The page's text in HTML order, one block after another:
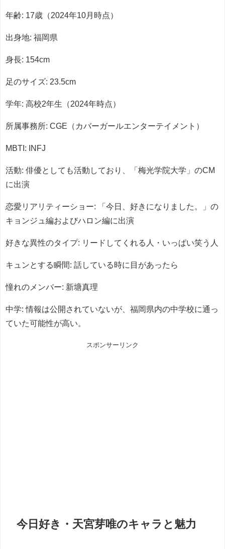
年齢: 17歳（2024年10月時点）
出身地: 福岡県
身長: 154cm
足のサイズ: 23.5cm
学年: 高校2年生（2024年時点）
所属事務所: CGE（カバーガールエンターテイメント）
MBTI: INFJ
活動: 俳優としても活動しており、「梅光学院大学」のCM
に出演
恋愛リアリティーショー: 「今日、好きになりました。」の
キョンジュ編およびハロン編に出演
好きな異性のタイプ: リードしてくれる人・いっぱい笑う人
キュンとする瞬間: 話している時に目があったら
憧れのメンバー: 新塘真理
中学: 情報は公開されていないが、福岡県内の中学校に通っ
ていた可能性が高い。
スポンサーリンク
今日好き・天宮芽唯のキャラと魅力